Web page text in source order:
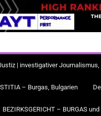
| investigativer
– Burgas, Bulgarien
BEZIRKSGERICHT – BURGAS